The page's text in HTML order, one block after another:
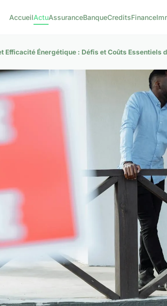
AccueilActuAssuranceBanqueCreditsFinance
Efficacité Énergétique : Défis et Coûts Essentiels